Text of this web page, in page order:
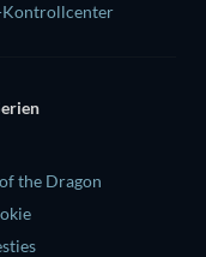
Kontrollcenter
the Dragon